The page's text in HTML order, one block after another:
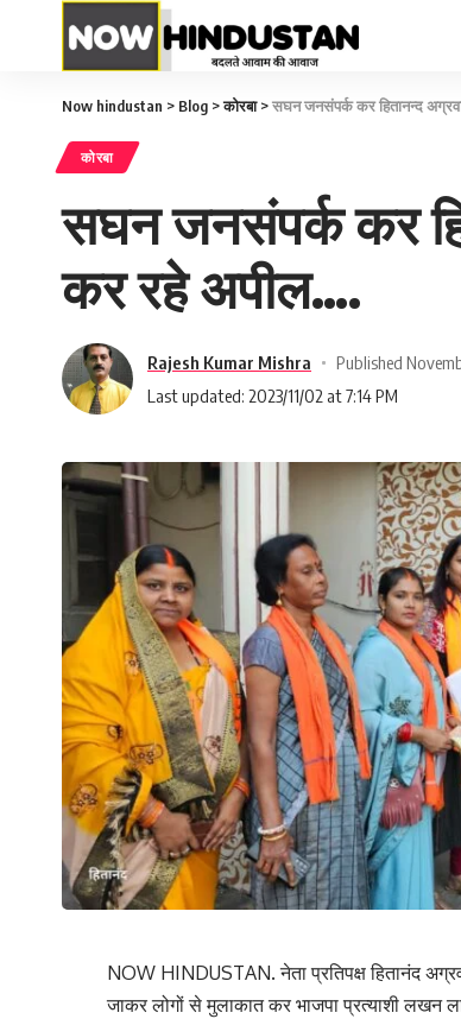
Now hindustan > Blog >कोरबा>सघन जनसंपर्क कर हितानन्द
कोरबा
सघन जनसंपर्क कर
कर रहे अपील….
Last updated: 2023/11/02 at 7:14 PM
Rajesh Kumar Mishra Published
NOW HINDUSTAN. नेता प्रतिपक्ष हितानंद
जाकर लोगों से मुलाकात कर भाजपा प्रत्याशी लखन